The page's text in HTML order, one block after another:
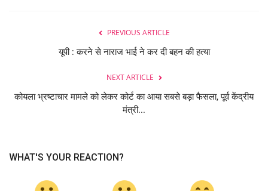
PREVIOUS ARTICLE
यूपी : करने से नाराज भाई ने कर दी बहन की हत्या
NEXT ARTICLE
कोयला भ्रष्टाचार मामले को लेकर कोर्ट का आया सबसे बड़ा फैसला, पूर्व केंद्रीय
मंत्री...
WHAT'S YOUR REACTION?